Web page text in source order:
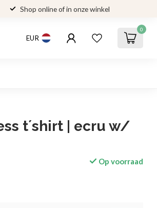
Shop online of in onze winkel
EUR
0
t´shirt | ecru w/
Op voorraad